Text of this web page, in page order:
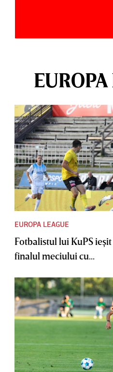
EUROPA LEAGUE
Fotbalistul lui KuPS
finalul meciului cu...